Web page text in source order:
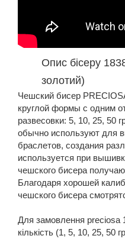
Опис бісеру
золотий)
Чешский бисер
круглой формы с одним
развесовки: 5, 10, 25, 50
обычно используют для
браслетов, создания
используется при
чешского бисера
Благодаря хорошей
чешского бисера
Для замовлення preciosa
кількість (1, 5, 10, 25, 50